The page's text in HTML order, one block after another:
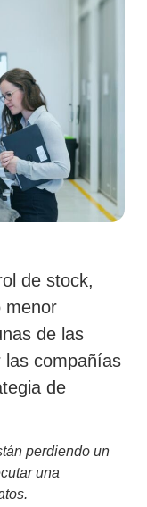
de stock,
menor
de las
las compañías
de
perdiendo un
una